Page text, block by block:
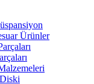
Ürünler